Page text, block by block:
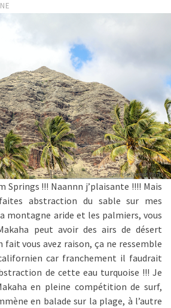
Springs !!! Naannn j’plaisante !!!! Mais
abstraction du sable sur mes
montagne aride et les palmiers, vous
peut avoir des airs de désert
fait vous avez raison, ça ne ressemble
car franchement il faudrait
de cette eau turquoise !!! Je
en pleine compétition de surf,
en balade sur la plage, à l’autre